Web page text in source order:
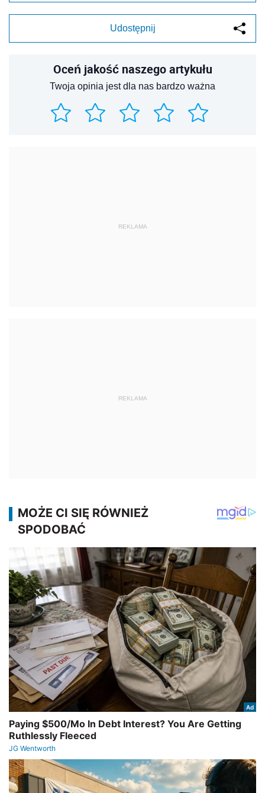
Udostępnij
Oceń jakość naszego artykułu
Twoja opinia jest dla nas bardzo ważna
REKLAMA
REKLAMA